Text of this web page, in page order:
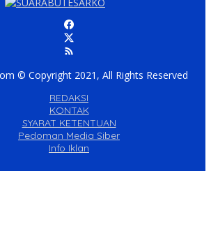
© Copyright 2021, All Rights Reserved
REDAKSI
KONTAK
SYARAT KETENTUAN
Pedoman Media Siber
Info Iklan